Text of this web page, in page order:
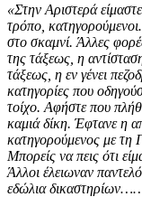
«Στην Αριστερά
τρόπο,
στο σκαμνί. Άλλες
της τάξεως, η
τάξεως, η εν γένει
κατηγορίες που
τοίχο. Αφήστε που
καμιά δίκη. Έφτανε η
κατηγορούμενος με
Μπορείς να πεις ότι
Άλλοι έλειωναν
εδώλια